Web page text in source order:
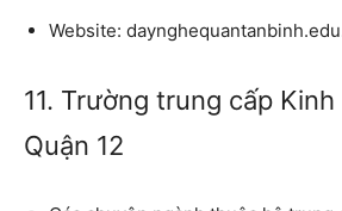
Website:
11. Trường trung cấp
Quận 12